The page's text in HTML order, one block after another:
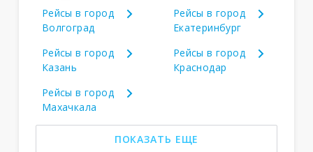
Рейсы в город
Волгоград
Рейсы в город
Екатеринбург
Рейсы в город
Казань
Рейсы в город
Краснодар
Рейсы в город
Махачкала
ПОКАЗАТЬ ЕЩЕ